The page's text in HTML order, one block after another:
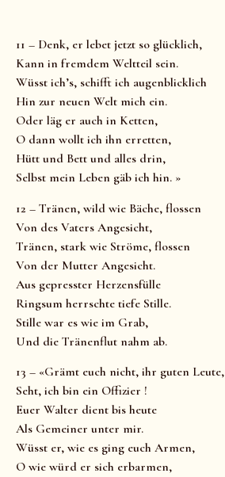
11 – Denk, er lebet jetzt so glücklich,
Kann in fremdem Weltteil sein.
Wüsst ich’s, schifft ich augenblicklich
Hin zur neuen Welt mich ein.
Oder läg er auch in Ketten,
O dann wollt ich ihn erretten,
Hütt und Bett und alles drin,
Selbst mein Leben gäb ich hin. »
12 – Tränen, wild wie Bäche, flossen
Von des Vaters Angesicht,
Tränen, stark wie Ströme, flossen
Von der Mutter Angesicht.
Aus gepresster Herzensfülle
Ringsum herrschte tiefe Stille.
Stille war es wie im Grab,
Und die Tränenflut nahm ab.
13 – «Grämt euch nicht, ihr guten Leute,
Seht, ich bin ein Offizier !
Euer Walter dient bis heute
Als Gemeiner unter mir.
Wüsst er, wie es ging euch Armen,
O wie würd er sich erbarmen,